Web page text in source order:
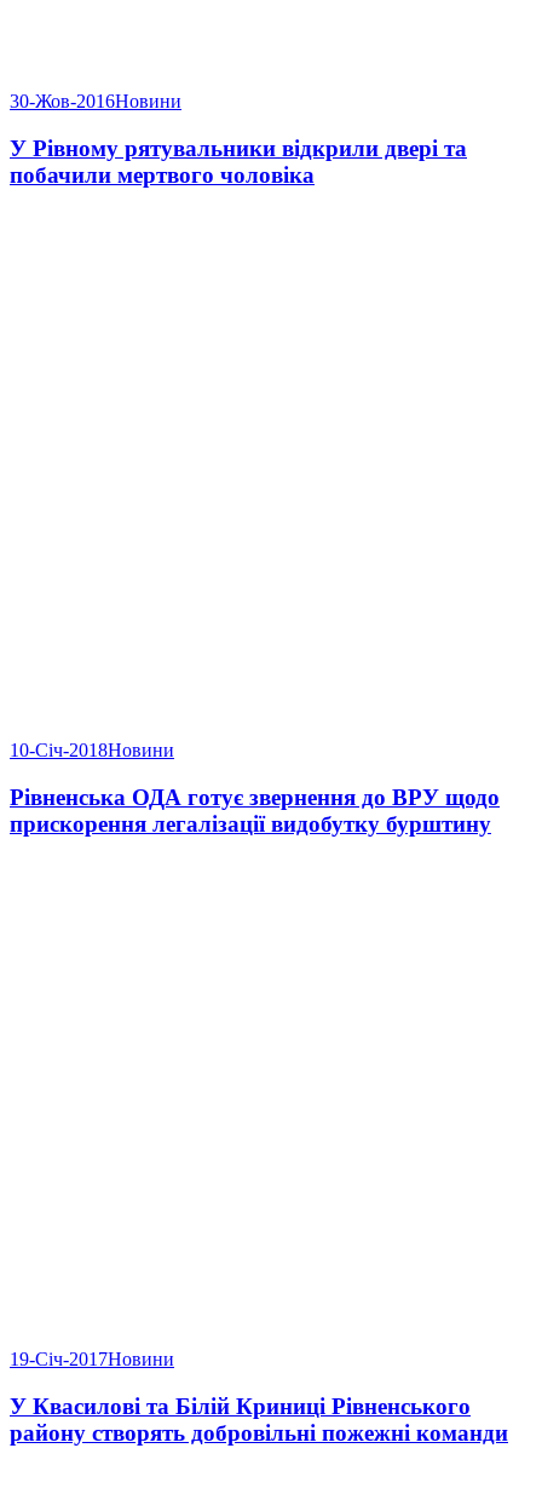
30-Жов-2016Новини
У Рівному рятувальники відкрили двері та
побачили мертвого чоловіка
10-Січ-2018Новини
Рівненська ОДА готує звернення до ВРУ щодо
прискорення легалізації видобутку бурштину
19-Січ-2017Новини
У Квасилові та Білій Криниці Рівненського
району створять добровільні пожежні команди